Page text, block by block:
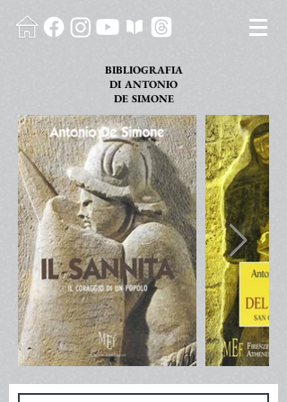
BIBLIOGRAFIA
DI ANTONIO
DE SIMONE